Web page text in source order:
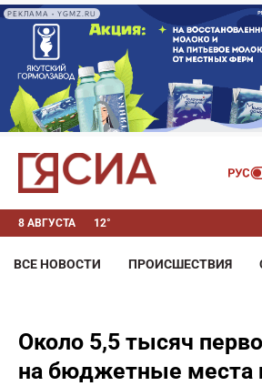
РЕКЛАМА • YGMZ.RU
8 АВГУСТА 12°
ВСЕ НОВОСТИ ПРОИСШЕСТВИЯ
Около 5,5 тысяч
на бюджетные места